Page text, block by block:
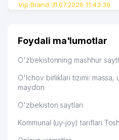
Vip Brand 31.07.2026 11:43:39
Foydali ma'lumotlar
O'zbekistonning mashhur
O'lchov birliklari tizimi: massa,
maydon
O'zbekiston saytlari
Kommunal (uy-joy) tariflari